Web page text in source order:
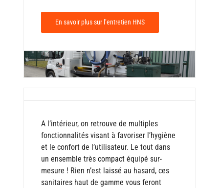
En savoir plus sur l’entretien HNS
A l’intérieur, on retrouve de multiples
fonctionnalités visant à favoriser l’hygiène
et le confort de l’utilisateur. Le tout dans
un ensemble très compact équipé sur-
mesure ! Rien n’est laissé au hasard, ces
sanitaires haut de gamme vous feront